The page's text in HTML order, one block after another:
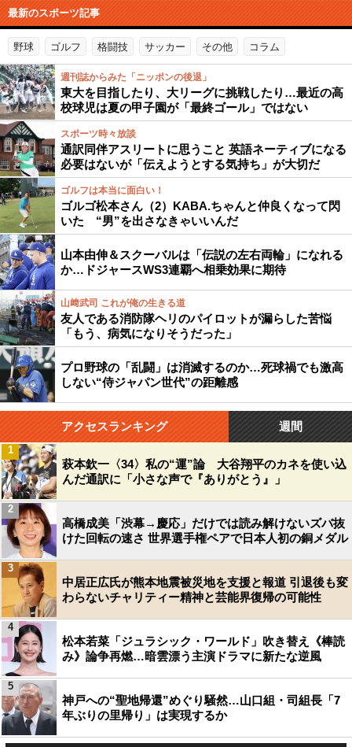
最新のスポーツ記事
野球 ゴルフ 格闘技 サッカー その他 コラム
週刊誌からみた「ニッポンの後退」
東大を目指したり、大リーグに挑戦したり…最近の高
校球児は夏の甲子園が「最終ゴール」ではない
スポーツ時々放談
通訳同伴アスリートに思うこと 英語ネーティブになる
必要はないが「伝えようとする気持ち」が大切だ
ゴルフは本当に面白い！
ゴルゴ松本さん（2）KABA.ちゃんと仲良くなって閃
いた “男”を出さなきゃいいんだ
山本由伸＆スクーバルは「伝説の左右両輪」になれる
か…ドジャースWS3連覇へ相乗効果に期待
山﨑武司 これが俺の生きる道
友人である消防隊ヘリのパイロットが漏らした苦悩
「もう、病気になりそうだった」
プロ野球の「乱闘」は消滅するのか…死球禍でも激高
しない“侍ジャパン世代”の距離感
アクセスランキング 週間
萩本欽一〈34〉私の“運”論 大谷翔平のカネを使い込
んだ通訳に「小さな声で『ありがとう』」
1
高橋成美「渋幕→慶応」だけでは読み解けないズバ抜
けた回転の速さ 世界選手権ペアで日本人初の銅メダル
2
中居正広氏が熊本地震被災地を支援と報道 引退後も変
わらないチャリティー精神と芸能界復帰の可能性
3
松本若菜「ジュラシック・ワールド」吹き替え《棒読
み》論争再燃…暗雲漂う主演ドラマに新たな逆風
4
神戸への“聖地帰還”めぐり騒然…山口組・司組長「7
年ぶりの里帰り」は実現するか
5